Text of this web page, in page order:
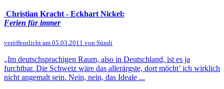
Christian Kracht - Eckhart Nickel:
Ferien für immer
veröffentlicht am 05.03.2011 von Sündi
„Im deutschsprachigen Raum, also in Deutschland, ist es ja
furchtbar. Die Schweiz wäre das allerärgste, dort möcht’ ich wirklich
nicht angemalt sein. Nein, nein, das Ideale ...